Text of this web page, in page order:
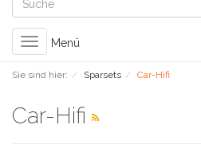
Toggle
navigation
Menü
Sie sind hier: Sparsets Car-Hifi
Car-Hifi